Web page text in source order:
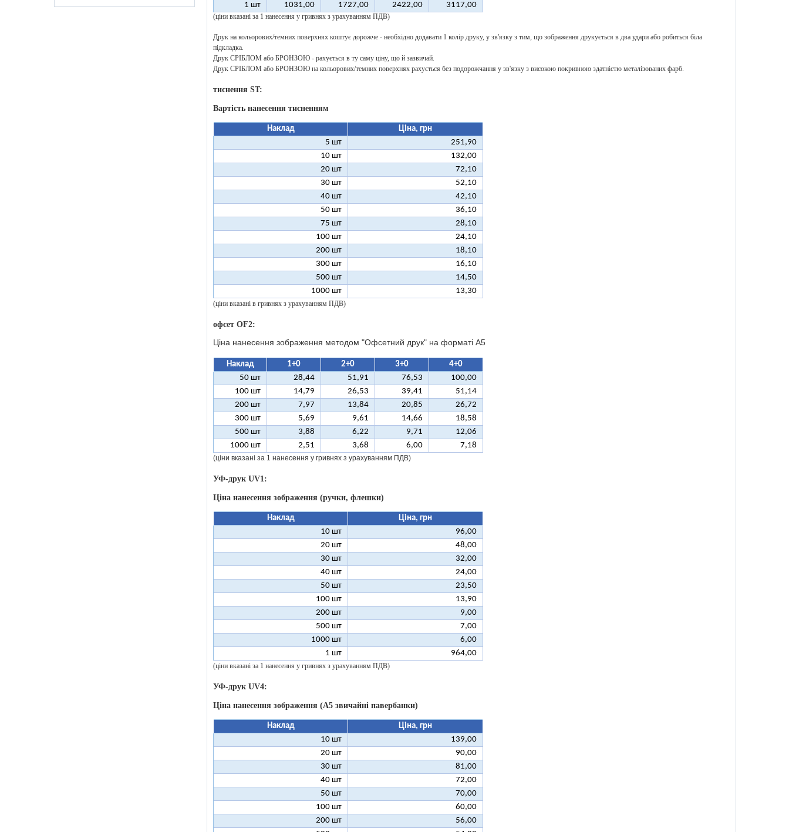
1 шт
1031,00 1727,00 2422,00 3117,00
(ціни вказані за 1 нанесення у гривнях з урахуванням ПДВ)
Друк на кольорових/темних поверхнях коштує дорожче - необхідно додавати 1 колір друку, у зв'язку з тим, що зображення друкується в два удари або робиться біла
підкладка.
Друк СРІБЛОМ або БРОНЗОЮ - рахується в ту саму ціну, що й зазвичай.
Друк СРІБЛОМ або БРОНЗОЮ на кольорових/темних поверхнях рахується без подорожчання у зв'язку з високою покривною здатністю металізованих фарб.
тиснення ST:
Вартість нанесення тисненням
Наклад
Ціна, грн
5 шт
251,90
10 шт
132,00
20 шт
72,10
30 шт
52,10
40 шт
42,10
50 шт
36,10
75 шт
28,10
100 шт
24,10
200 шт
18,10
300 шт
16,10
500 шт
14,50
1000 шт
13,30
(ціни вказані в гривнях з урахуванням ПДВ)
офсет OF2:
Ціна нанесення зображення методом "Офсетний друк" на форматі A5
Наклад 1+0 2+0 3+0
4+0
50 шт
28,44 51,91 76,53
100,00
100 шт
14,79 26,53 39,41
51,14
200 шт
7,97 13,84 20,85
26,72
300 шт
5,69 9,61 14,66
18,58
500 шт
3,88 6,22 9,71
12,06
1000 шт
2,51 3,68 6,00 7,18
(ціни вказані за 1 нанесення у гривнях з урахуванням ПДВ)
УФ-друк UV1:
Ціна нанесення зображення (ручки, флешки)
Наклад
Ціна, грн
10 шт
96,00
20 шт
48,00
30 шт
32,00
40 шт
24,00
50 шт
23,50
100 шт
13,90
200 шт
9,00
500 шт
7,00
1000 шт
6,00
1 шт
964,00
(ціни вказані за 1 нанесення у гривнях з урахуванням ПДВ)
УФ-друк UV4:
Ціна нанесення зображення (А5 звичайні павербанки)
Наклад
Ціна, грн
10 шт
139,00
20 шт
90,00
30 шт
81,00
40 шт
72,00
50 шт
70,00
100 шт
60,00
200 шт
56,00